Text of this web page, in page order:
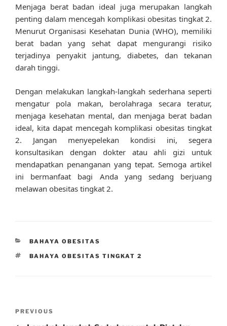
Menjaga berat badan ideal juga merupakan langkah
penting dalam mencegah komplikasi obesitas tingkat 2.
Menurut Organisasi Kesehatan Dunia (WHO), memiliki
berat badan yang sehat dapat mengurangi risiko
terjadinya penyakit jantung, diabetes, dan tekanan
darah tinggi.
Dengan melakukan langkah-langkah sederhana seperti
mengatur pola makan, berolahraga secara teratur,
menjaga kesehatan mental, dan menjaga berat badan
ideal, kita dapat mencegah komplikasi obesitas tingkat
2. Jangan menyepelekan kondisi ini, segera
konsultasikan dengan dokter atau ahli gizi untuk
mendapatkan penanganan yang tepat. Semoga artikel
ini bermanfaat bagi Anda yang sedang berjuang
melawan obesitas tingkat 2.
CATEGORIES
BAHAYA OBESITAS
TAGS
BAHAYA OBESITAS TINGKAT 2
Previous
PREVIOUS